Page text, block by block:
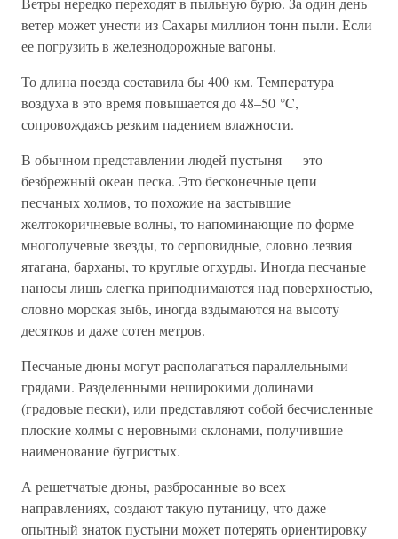
ветер может унести из Сахары миллион тонн пыли. Если
ее погрузить в железнодорожные вагоны.
То длина поезда составила бы 400 км. Температура
воздуха в это время повышается до 48–50 °C,
сопровождаясь резким падением влажности.
В обычном представлении людей пустыня — это
безбрежный океан песка. Это бесконечные цепи
песчаных холмов, то похожие на застывшие
желтокоричневые волны, то напоминающие по форме
многолучевые звезды, то серповидные, словно лезвия
ятагана, барханы, то круглые огхурды. Иногда песчаные
наносы лишь слегка приподнимаются над поверхностью,
словно морская зыбь, иногда вздымаются на высоту
десятков и даже сотен метров.
Песчаные дюны могут располагаться параллельными
грядами. Разделенными неширокими долинами
(градовые пески), или представляют собой бесчисленные
плоские холмы с неровными склонами, получившие
наименование бугристых.
А решетчатые дюны, разбросанные во всех
направлениях, создают такую путаницу, что даже
опытный знаток пустыни может потерять ориентировку